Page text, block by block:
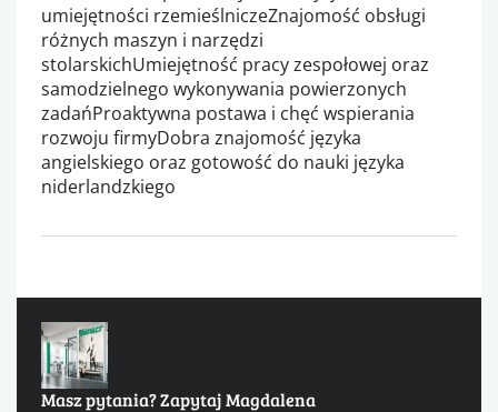
umiejętności rzemieślniczeZnajomość obsługi
różnych maszyn i narzędzi
stolarskichUmiejętność pracy zespołowej oraz
samodzielnego wykonywania powierzonych
zadańProaktywna postawa i chęć wspierania
rozwoju firmyDobra znajomość języka
angielskiego oraz gotowość do nauki języka
niderlandzkiego
Masz pytania? Zapytaj Magdalena